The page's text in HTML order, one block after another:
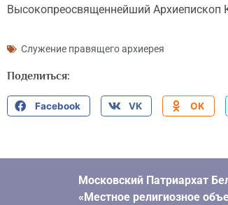
Высокопреосвященнейший Архиепископ
Служение правящего архиерея
Поделиться:
Facebook VK OK
Московский Патриархат
«Местное религиозное